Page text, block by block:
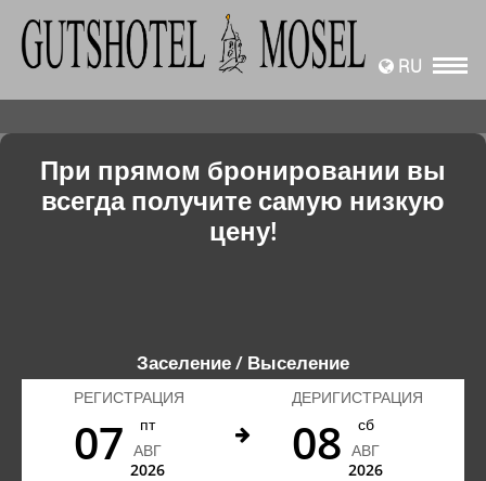
RU
При прямом бронировании вы
всегда получите самую низкую
цену!
Заселение / Выселение
РЕГИСТРАЦИЯ
07
пт
АВГ
2026
ДЕРИГИСТРАЦИЯ
08
сб
АВГ
2026